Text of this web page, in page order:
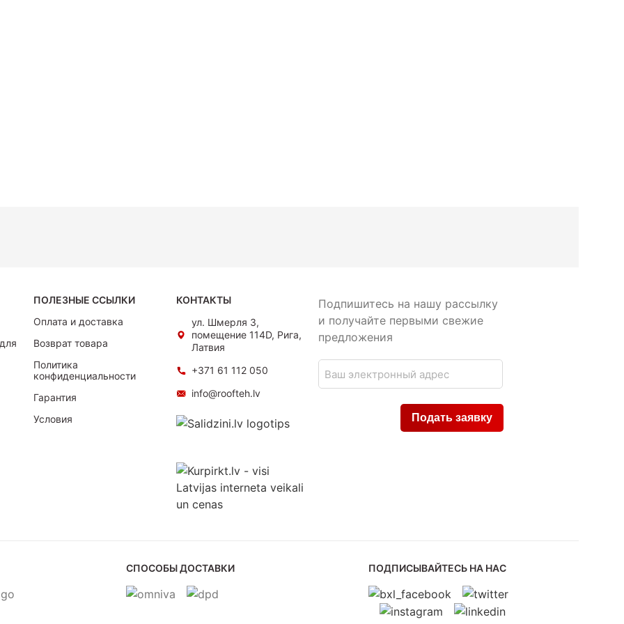
ПОЛЕЗНЫЕ ССЫЛКИ
Оплата и доставка
Возврат товара
Политика
конфиденциальности
Гарантия
Условия
КОНТАКТЫ
ул. Шмерля 3,
помещение 114D, Рига,
Латвия
+371 61 112 050
info@roofteh.lv
Подпишитесь на нашу рассылку
и получайте первыми свежие
предложения
СПОСОБЫ ДОСТАВКИ ПОДПИСЫВАЙТЕСЬ НА НАС